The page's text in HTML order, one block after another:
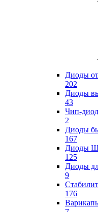
Диоды
202
Диоды
43
Чип-
2
Диоды
167
Диоды
125
Диоды
9
176